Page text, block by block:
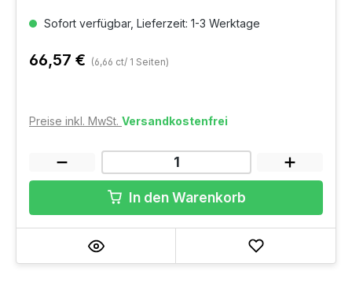
Sofort verfügbar, Lieferzeit: 1-3 Werktage
66,57 € (6,66 ct/ 1 Seiten)
Preise inkl. MwSt. Versandkostenfrei
In den Warenkorb